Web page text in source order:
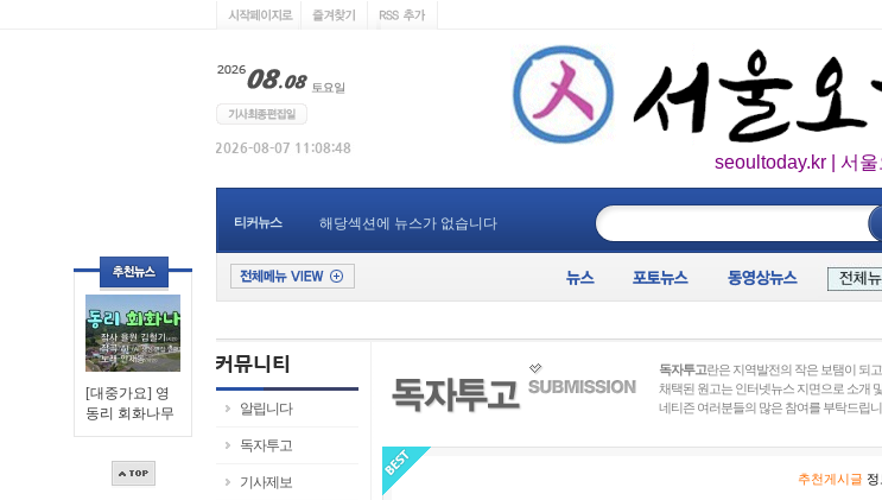
[대중가요] 영
동리 회화나무
seoultoday.kr | 서
티커뉴스 해당섹션에 뉴스가 없습니다
알립니다
독자투고
기사제보
독자투고란은 지역발전의 작은 보탬이 되
채택된 원고는 인터넷뉴스 지면으로 소개
네티즌 여러분들의 많은 참여를 부탁드립
추천게시글